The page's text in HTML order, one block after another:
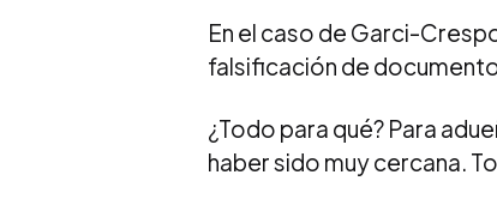
En el caso de Garci-
falsificación de
¿Todo para qué? Para
haber sido muy cercana.